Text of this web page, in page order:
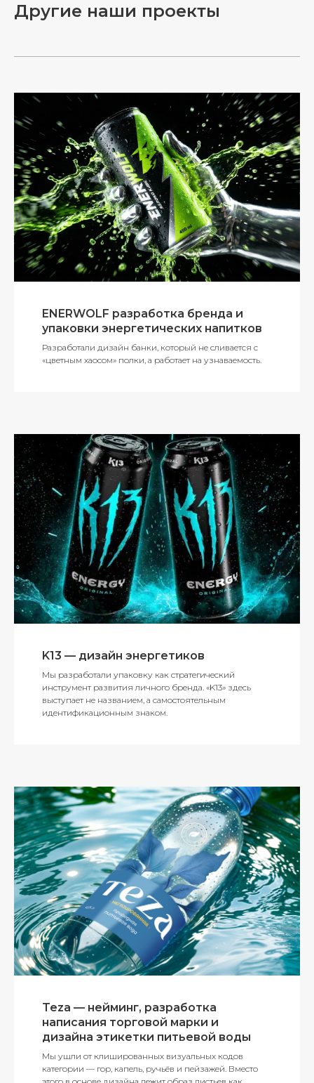
Другие наши проекты
ENERWOLF разработка бренда и
упаковки энергетических напитков
Разработали дизайн банки, который не сливается с
«цветным хаосом» полки, а работает на узнаваемость.
K13 — дизайн энергетиков
Мы разработали упаковку как стратегический
инструмент развития личного бренда. «K13» здесь
выступает не названием, а самостоятельным
идентификационным знаком.
Teza — нейминг, разработка
написания торговой марки и
дизайна этикетки питьевой воды
Мы ушли от клишированных визуальных кодов
категории — гор, капель, ручьёв и пейзажей. Вместо